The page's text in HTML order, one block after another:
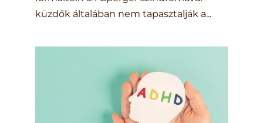
küzdők általában nem tapasztalják a...